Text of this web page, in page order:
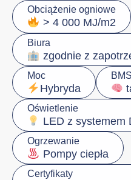
Obciążenie ogniowe
> 4 000 MJ/m2
Biura
zgodnie z
Moc
Hybryda
BMS
Oświetlenie
LED z systemem
Ogrzewanie
Pompy ciepła
Certyfikaty